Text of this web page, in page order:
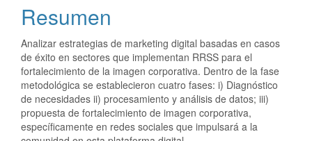
Resumen
Analizar estrategias de marketing digital basadas en casos
de éxito en sectores que implementan RRSS para el
fortalecimiento de la imagen corporativa. Dentro de la fase
metodológica se establecieron cuatro fases: i) Diagnóstico
de necesidades ii) procesamiento y análisis de datos; iii)
propuesta de fortalecimiento de imagen corporativa,
específicamente en redes sociales que impulsará a la